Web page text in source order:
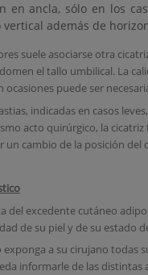
en ancla, sólo en los
vertical además de
suele asociarse otra
el tallo umbilical. La
ocasiones puede ser
indicadas en casos
acto quirúrgico, la
un cambio de la posición del
del excedente cutáneo
de su piel y de su estado
a su cirujano todas
informarle de las